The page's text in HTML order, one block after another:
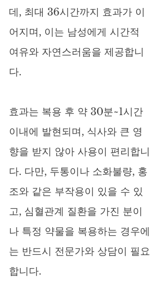
데, 최대 36시간까지 효과가 이
어지며, 이는 남성에게 시간적
여유와 자연스러움을 제공합니
다.
효과는 복용 후 약 30분~1시간
이내에 발현되며, 식사와 큰 영
향을 받지 않아 사용이 편리합니
다. 다만, 두통이나 소화불량, 홍
조와 같은 부작용이 있을 수 있
고, 심혈관계 질환을 가진 분이
나 특정 약물을 복용하는 경우에
는 반드시 전문가와 상담이 필요
합니다.